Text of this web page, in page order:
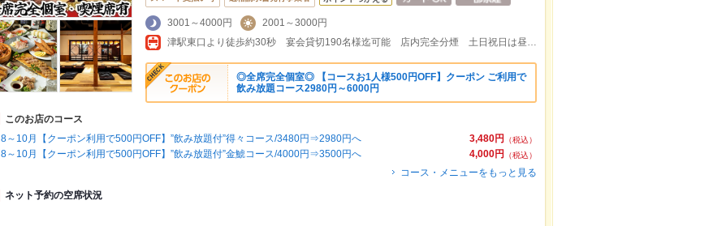
3001～4000円
2001～3000円
津駅東口より徒歩約30秒 宴会貸切190名様迄可能 店内完全分煙 土日祝日は昼飲み◎ 飲み放題付きコース料理各種◎
◎全席完全個室◎ 【コースお1人様500円OFF】クーポン ご利用で
飲み放題コース2980円～6000円
このお店のコース
3,480円
（税込）
8～10月【クーポン利用で500円OFF】”飲み放題付”得々コース/3480円⇒2980円へ
4,000円
（税込）
8～10月【クーポン利用で500円OFF】”飲み放題付”金鯱コース/4000円⇒3500円へ
コース・メニューをもっと見る
ネット予約の空席状況